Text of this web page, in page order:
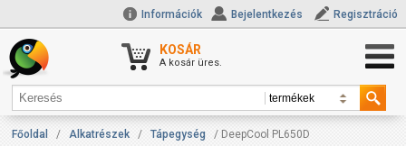
Információk Bejelentkezés Regisztráció
KOSÁR
A kosár üres.
Főoldal / Alkatrészek / Tápegység / DeepCool PL650D